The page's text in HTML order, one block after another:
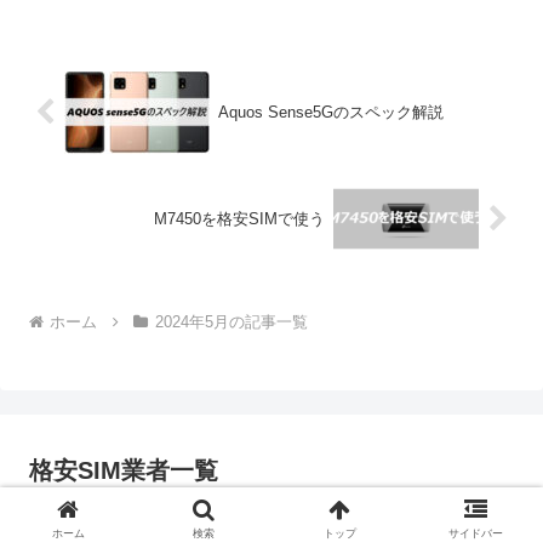
Aquos Sense5Gのスペック解説
M7450を格安SIMで使う
ホーム 2024年5月の記事一覧
格安SIM業者一覧
ホーム 検索 トップ サイドバー